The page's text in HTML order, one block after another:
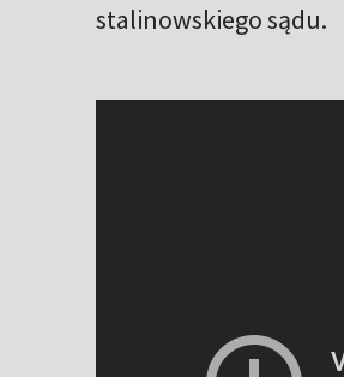
stalinowskiego sądu.